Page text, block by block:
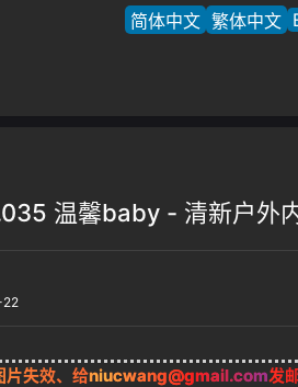
简体中文 繁体中文
温馨baby - 清新户外
片失效、给niucwang@gmail.com发